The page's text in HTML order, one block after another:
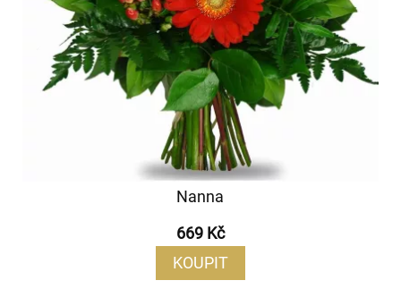
Nanna
669 Kč
KOUPIT